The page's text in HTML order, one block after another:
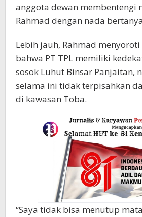
anggota dewan membentengi
Rahmad dengan nada
Lebih jauh, Rahmad
bahwa PT TPL memiliki
sosok Luhut Binsar Panjaitan,
selama ini tidak terpisahkan
di kawasan Toba.
“Saya tidak bisa menutup